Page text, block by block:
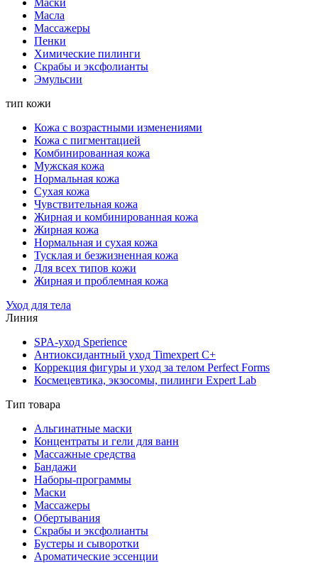
Маски
Масла
Массажеры
Пенки
Химические пилинги
Скрабы и эксфолианты
Эмульсии
тип кожи
Кожа с возрастными изменениями
Кожа с пигментацией
Комбинированная кожа
Мужская кожа
Нормальная кожа
Сухая кожа
Чувствительная кожа
Жирная и комбинированная кожа
Жирная кожа
Нормальная и сухая кожа
Тусклая и безжизненная кожа
Для всех типов кожи
Жирная и проблемная кожа
Уход для тела
Линия
SPA-уход Sperience
Антиоксидантный уход Timexpert C+
Коррекция фигуры и уход за телом Perfect Forms
Космецевтика, экзосомы, пилинги Expert Lab
Тип товара
Альгинатные маски
Концентраты и гели для ванн
Массажные средства
Бандажи
Наборы-программы
Маски
Массажеры
Обертывания
Скрабы и эксфолианты
Бустеры и сыворотки
Ароматические эссенции